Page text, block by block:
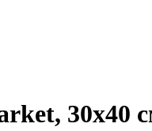
30х40